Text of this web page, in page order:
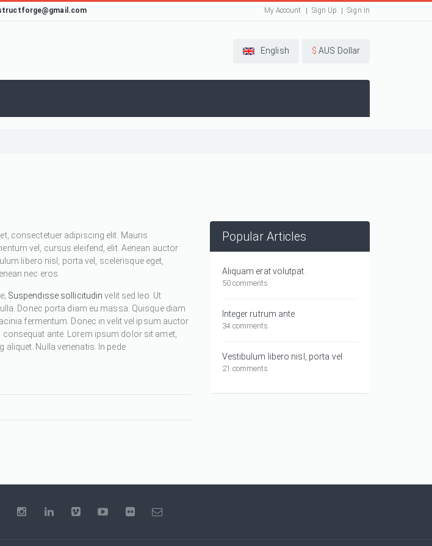
My Account Sign Up Sign In
English $ AUS Dollar
consectetuer adipiscing elit. Mauris
vel, cursus eleifend, elit. Aenean auctor
libero nisl, porta vel, scelerisque eget,
nec eros.
Suspendisse sollicitudin velit sed leo. Ut
Donec porta diam eu massa. Quisque diam
fermentum. Donec in velit vel ipsum auctor
ante. Lorem ipsum dolor sit amet,
Nulla venenatis. In pede
Popular Articles
Aliquam erat volutpat.
50 comments
Integer rutrum ante
34 comments
Vestibulum libero nisl, porta vel
21 comments